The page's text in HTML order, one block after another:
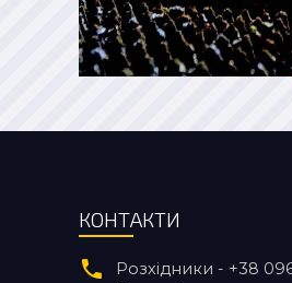
КОНТАКТИ
Розхідники - +38